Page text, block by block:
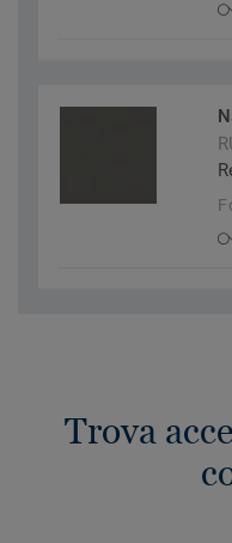
Trova